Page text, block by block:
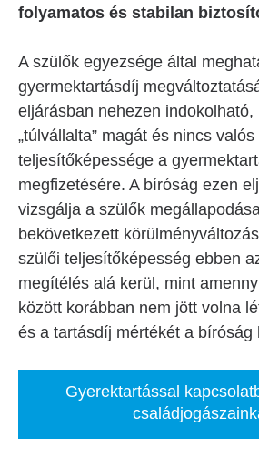
folyamatos és stabilan
A szülők egyezsége által
gyermektartásdíj
eljárásban nehezen
„túlvállalta” magát és nincs valós
teljesítőképessége a
megfizetésére. A bíróság ezen
vizsgálja a szülők
bekövetkezett
szülői teljesítőképesség ebben
megítélés alá kerül, mint
között korábban nem jött volna
és a tartásdíj mértékét a bíróság
Gyerektartással